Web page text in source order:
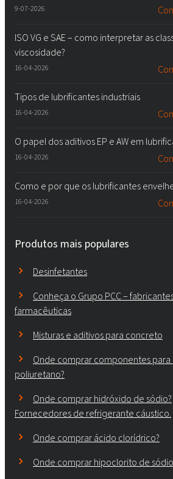
9-07-2026
ISO VG e SAE – como interpretar as
viscosidade?
16-04-2026
Tipos de lubrificantes industriais
16-04-2026
O papel dos aditivos EP e AW em
16-04-2026
Como e por que os lubrificantes
16-04-2026
Produtos mais populares
Desinfetantes
Conheça o Grupo PCC –
farmacêuticas
Misturas e aditivos para concreto
Onde comprar componentes para
poliuretano?
Onde comprar hidróxido de sódio?
Fornecedores de refrigerante cáustico.
Onde comprar ácido clorídrico?
Onde comprar hipoclorito de